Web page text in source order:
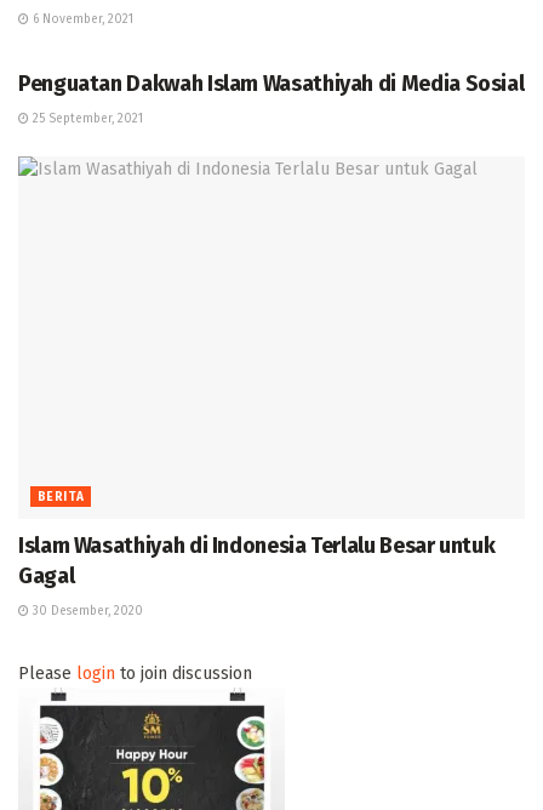
6 November, 2021
Penguatan Dakwah Islam Wasathiyah di Media Sosial
25 September, 2021
BERITA
Islam Wasathiyah di Indonesia Terlalu Besar untuk
Gagal
30 Desember, 2020
Please login to join discussion